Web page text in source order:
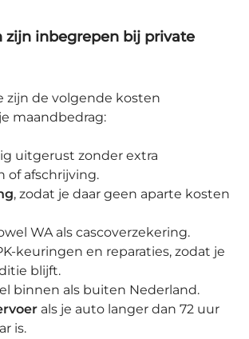
zijn inbegrepen bij private
zijn de volgende kosten
maandbedrag:
uitgerust zonder extra
of afschrijving.
, zodat je daar geen aparte kosten
WA als cascoverzekering.
keuringen en reparaties, zodat je
blijft.
binnen als buiten Nederland.
als je auto langer dan 72 uur
is.